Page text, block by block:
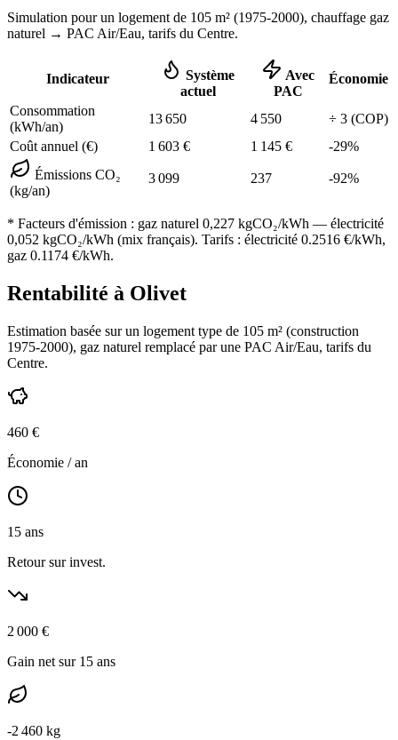
Simulation pour un logement de 105 m² (1975-2000), chauffage gaz
naturel → PAC Air/Eau, tarifs du Centre.
Indicateur
Système
actuel
Avec
PAC
Économie
Consommation
(kWh/an)
13 650 4 550 ÷ 3 (COP)
Coût annuel (€)
1 603 € 1 145 € -29%
Émissions CO₂
(kg/an)
3 099 237 -92%
* Facteurs d'émission : gaz naturel 0,227 kgCO₂/kWh — électricité
0,052 kgCO₂/kWh (mix français). Tarifs : électricité 0.2516 €/kWh,
gaz 0.1174 €/kWh.
Rentabilité à Olivet
Estimation basée sur un logement type de 105 m² (construction
1975-2000), gaz naturel remplacé par une PAC Air/Eau, tarifs du
Centre.
460 €
Économie / an
15 ans
Retour sur invest.
2 000 €
Gain net sur 15 ans
-2 460 kg